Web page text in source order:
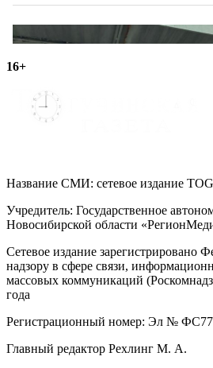
16+
Название СМИ: cетевое издание
Учредитель: Государственное
Новосибирской области
Сетевое издание зарегистрировано
надзору в сфере связи,
массовых коммуникаций
года
Регистрационный номер: Эл №
Главный редактор Рехлинг М. А.